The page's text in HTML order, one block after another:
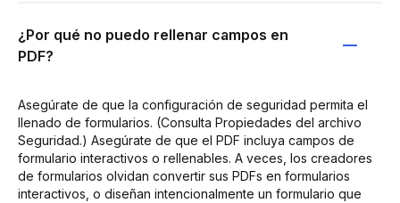
¿Por qué no puedo rellenar campos en
PDF?
Asegúrate de que la configuración de seguridad permita el
llenado de formularios. (Consulta Propiedades del archivo
Seguridad.) Asegúrate de que el PDF incluya campos de
formulario interactivos o rellenables. A veces, los creadores
de formularios olvidan convertir sus PDFs en formularios
interactivos, o diseñan intencionalmente un formulario que